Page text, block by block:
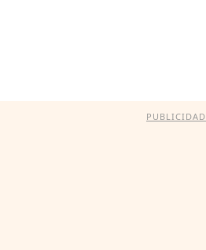
PUBLICIDAD